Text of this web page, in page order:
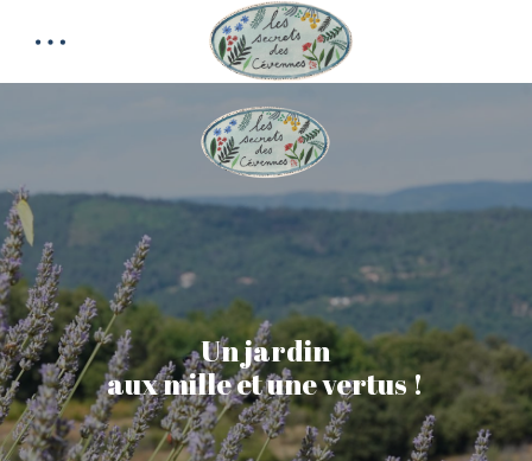
Un jardin
aux mille et une vertus !